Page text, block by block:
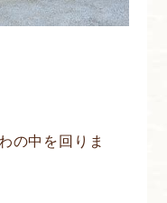
の中を回りま